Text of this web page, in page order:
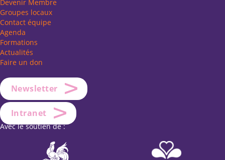
Devenir Membre
Groupes locaux
Contact équipe
Agenda
Formations
Actualités
Faire un don
Newsletter
Intranet
Avec le soutien de :